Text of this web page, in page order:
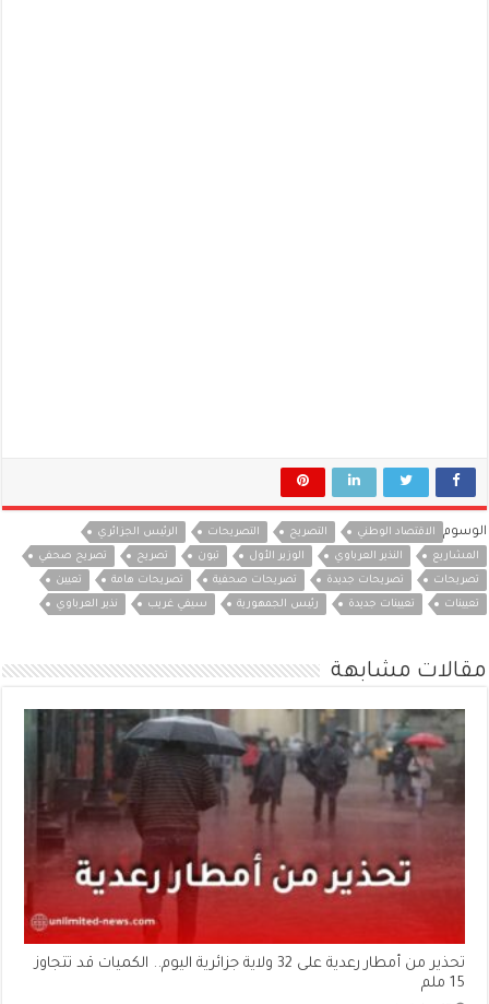
الوسوم الاقتصاد الوطني التصريح التصريحات
الرئيس الجزائري
المشاريع
النذير العرباوي الوزير الأول تبون تصريح
تصريح صحفي
تصريحات
تصريحات جديدة تصريحات صحفية تصريحات هامة
تعيين
تعيينات
تعيينات جديدة رئيس الجمهورية سيفي غريب نذير العرباوي
مقالات مشابهة
تحذير من أمطار رعدية على 32 ولاية جزائرية اليوم.. الكميات قد تتجاوز
15 ملم